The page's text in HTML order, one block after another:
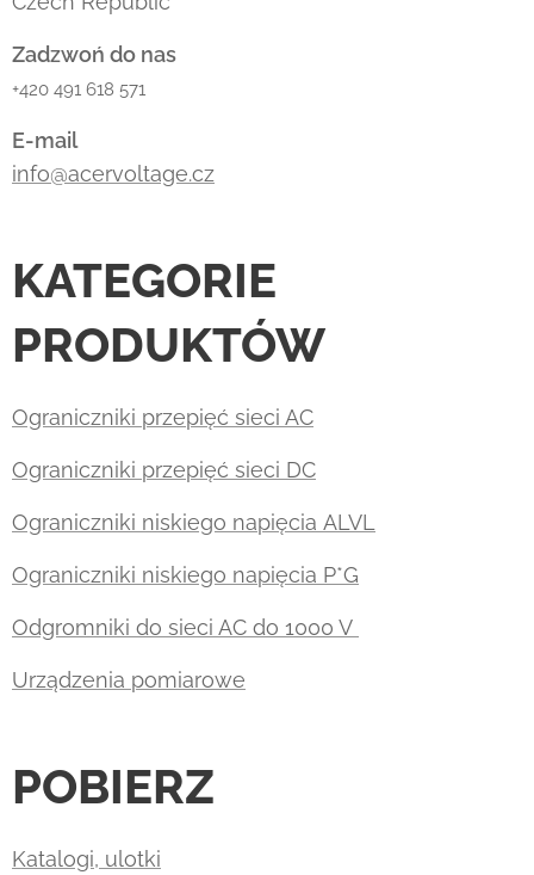
Zadzwoń do nas
+420 491 618 571
E-mail
info@acervoltage.cz
KATEGORIE
PRODUKTÓW
Ograniczniki przepięć sieci AC
Ograniczniki przepięć sieci DC
Ograniczniki niskiego napięcia ALVL
Ograniczniki niskiego napięcia P*G
Odgromniki do sieci AC do 1000 V
Urządzenia pomiarowe
POBIERZ
Katalogi, ulotki